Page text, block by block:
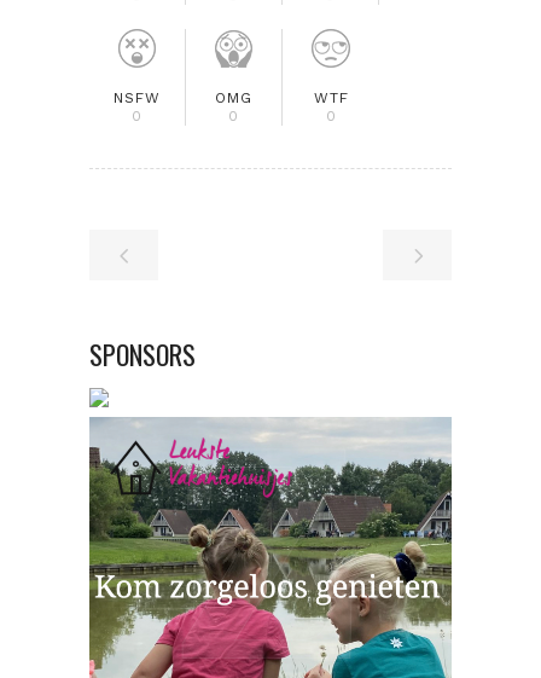
NSFW
0
OMG
0
WTF
0
SPONSORS